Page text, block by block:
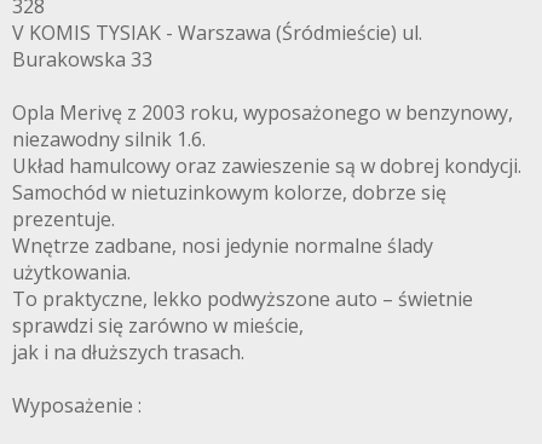
328
V KOMIS TYSIAK - Warszawa (Śródmieście) ul.
Burakowska 33
Opla Merivę z 2003 roku, wyposażonego w benzynowy,
niezawodny silnik 1.6.
Układ hamulcowy oraz zawieszenie są w dobrej kondycji.
Samochód w nietuzinkowym kolorze, dobrze się
prezentuje.
Wnętrze zadbane, nosi jedynie normalne ślady
użytkowania.
To praktyczne, lekko podwyższone auto – świetnie
sprawdzi się zarówno w mieście,
jak i na dłuższych trasach.
Wyposażenie :